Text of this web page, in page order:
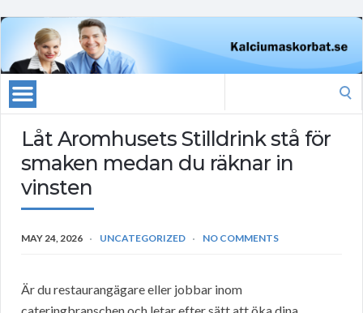
Låt Aromhusets Stilldrink stå för
smaken medan du räknar in
vinsten
MAY 24, 2026 UNCATEGORIZED NO COMMENTS
Är du restaurangägare eller jobbar inom